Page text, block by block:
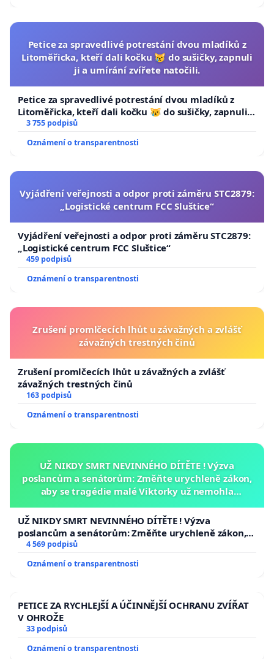
Petice za spravedlivé potrestání dvou mladíků z
Litoměřicka, kteří dali kočku 😿 do sušičky, zapnuli
ji a umírání zvířete natočili.
Petice za spravedlivé potrestání dvou mladíků z
Litoměřicka, kteří dali kočku 😿 do sušičky, zapnuli ji
a umírání zvířete natočili.
3 755 podpisů
Oznámení o transparentnosti
Vyjádření veřejnosti a odpor proti záměru STC2879:
„Logistické centrum FCC Sluštice“
Vyjádření veřejnosti a odpor proti záměru STC2879:
„Logistické centrum FCC Sluštice“
459 podpisů
Oznámení o transparentnosti
Zrušení promlčecích lhůt u závažných a zvlášť
závažných trestných činů
Zrušení promlčecích lhůt u závažných a zvlášť
závažných trestných činů
163 podpisů
Oznámení o transparentnosti
UŽ NIKDY SMRT NEVINNÉHO DÍTĚTE ! Výzva
poslancům a senátorům: Změňte urychleně zákon,
aby se tragédie malé Viktorky už nemohla
UŽ NIKDY SMRT NEVINNÉHO DÍTĚTE ! Výzva
poslancům a senátorům: Změňte urychleně zákon,
aby se tragédie malé Viktorky už nemohla opakovat!
4 569 podpisů
Oznámení o transparentnosti
PETICE ZA RYCHLEJŠÍ A ÚČINNĚJŠÍ OCHRANU ZVÍŘAT
V OHROŽE
33 podpisů
Oznámení o transparentnosti